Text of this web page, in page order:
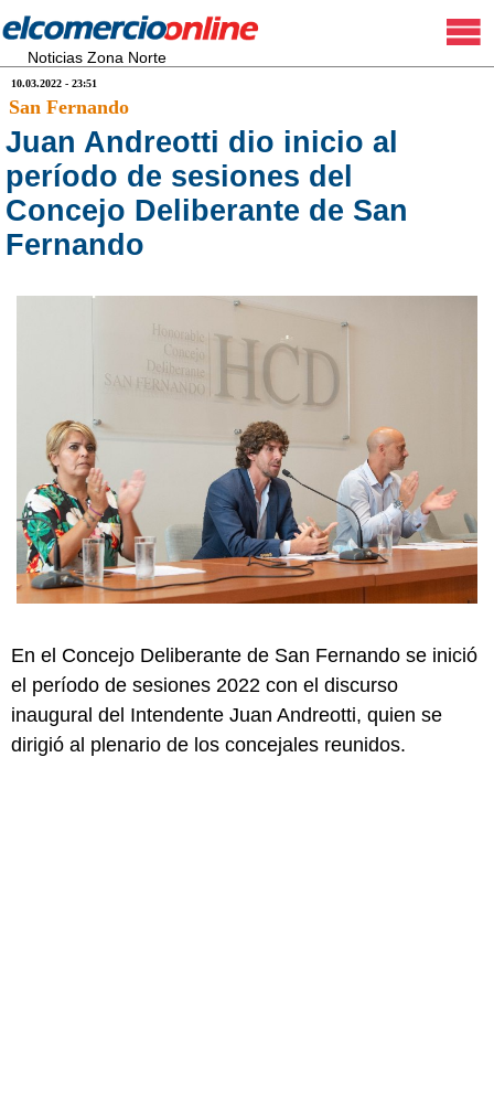
Noticias Zona Norte
10.03.2022 - 23:51
San Fernando
Juan Andreotti dio inicio al
período de sesiones del
Concejo Deliberante de San
Fernando
En el Concejo Deliberante de San Fernando se inició
el período de sesiones 2022 con el discurso
inaugural del Intendente Juan Andreotti, quien se
dirigió al plenario de los concejales reunidos.